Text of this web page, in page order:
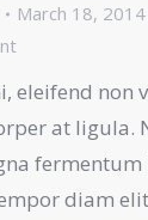
March 18, 2014
eleifend non
at ligula.
diam